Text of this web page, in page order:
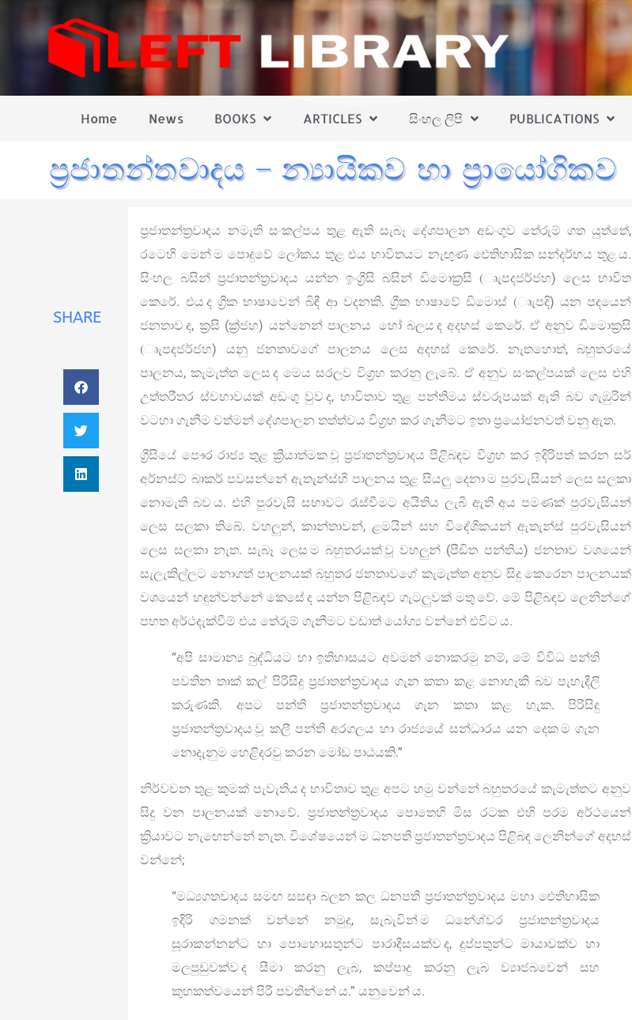
Home News BOOKS ARTICLES සිංහල ලිපි PUBLICATIONS
ප්‍රජාතන්තවාදය – න්‍යායිකව හා ප්‍රායෝගිකව
SHARE
ප්‍රජාතන්ත්‍රවාදය නමැති සංකල්පය තුළ ඇති සැබෑ දේශපාලන අඩංගුව තේරුම් ගත යුත්තේ,
රටෙහි මෙන් ම පොදුවේ ලෝකය තුළ එය භාවිතයට නැඟුණ ඓතිහාසික සන්දර්භය තුළ ය.
සිංහල බසින් ප්‍රජාතන්ත්‍රවාදය යන්න ඉංග්‍රීසි බසින් ඩිමොක්‍රසි (ෘැපදජර්ජහ) ලෙස භාවිත
කෙරේ. එය ද ග්‍රීක භාෂාවෙන් බිඳී ආ වදනකි. ග්‍රීක භාෂාවේ ඩිමොස් (ෘැපදි) යන පදයෙන්
ජනතාව ද, ක්‍රසි (ක්‍ර්ජහ) යන්නෙන් පාලනය හෝ බලය ද අදහස් කෙරේ. ඒ අනුව ඩිමොක්‍රසි
(ෘැපදජර්ජහ) යනු ජනතාවගේ පාලනය ලෙස අදහස් කෙරේ. නැතහොත්, බහුතරයේ
පාලනය, කැමැත්ත ලෙස ද මෙය සරලව විග්‍රහ කරනු ලැබේ. ඒ අනුව සංකල්පයක් ලෙස එහි
උත්තරීතර ස්වභාවයක් අඩංගු වුව ද, භාවිතාව තුළ පන්තිමය ස්වරූපයක් ඇති බව ගැඹුරින්
වටහා ගැනීම වත්මන් දේශපාලන තත්ත්වය විග්‍රහ කර ගැනීමට ඉතා ප්‍රයෝජනවත් වනු ඇත.
ග්‍රීසියේ පෞර රාජ්‍ය තුළ ක්‍රියාත්මක වූ ප්‍රජාතන්ත්‍රවාදය පිළිබඳව විග්‍රහ කර ඉදිරිපත් කරන සර්
අර්නස්ට් බාකර් පවසන්නේ ඇතැන්ස්හි පාලනය තුළ සියලු දෙනා ම පුරවැසියන් ලෙස සලකා
නොමැති බව ය. එහි පුරවැසි සභාවට රැස්වීමට අයිතිය ලැබී ඇති අය පමණක් පුරවැසියන්
ලෙස සලකා තිබේ. වහලුන්, කාන්තාවන්, ළමයින් සහ විදේශිකයන් ඇතැන්ස් පුරවැසියන්
ලෙස සලකා නැත. සැබෑ ලෙස ම බහුතරයක් වූ වහලුන් (පීඩිත පන්තිය) ජනතාව වශයෙන්
සැලැකිල්ලට නොගත් පාලනයක් බහුතර ජනතාවගේ කැමැත්ත අනුව සිදු කෙරෙන පාලනයක්
වශයෙන් හඳුන්වන්නේ කෙසේ ද යන්න පිළිබඳව ගැටලුවක් මතු වේ. මේ පිළිබඳව ලෙනින්ගේ
පහත අර්ථදැක්වීම් එය තේරුම් ගැනීමට වඩාත් යෝග්‍ය වන්නේ එවිට ය.
“අපි සාමාන්‍ය බුද්ධියට හා ඉතිහාසයට අවමන් නොකරමු නම්, මේ විවිධ පන්ති
පවතින තාක් කල් පිරිසිදු ප්‍රජාතන්ත්‍රවාදය ගැන කතා කළ නොහැකි බව පැහැදිලි
කරුණකි. අපට පන්ති ප්‍රජාතන්ත්‍රවාදය ගැන කතා කළ හැක. පිරිසිදු
ප්‍රජාතන්ත්‍රවාදය වූ කලී පන්ති අරගලය හා රාජ්‍යයේ සන්ධාරය යන දෙක ම ගැන
නොදැනුම හෙළිදරවු කරන මෝඩ පාඨයකි.”
නිර්වචන තුළ කුමක් පැවැතිය ද භාවිතාව තුළ අපට හමු වන්නේ බහුතරයේ කැමැත්තට අනුව
සිදු වන පාලනයක් නොවේ. ප්‍රජාතන්ත්‍රවාදය පොතෙහි මිස රටක එහි පරම අර්ථයෙන්
ක්‍රියාවට නැඟෙන්නේ නැත. විශේෂයෙන් ම ධනපති ප්‍රජාතන්ත්‍රවාදය පිළිබඳ ලෙනින්ගේ අදහස්
වන්නේ;
“මධ්‍යගතවාදය සමඟ සසඳා බලන කල ධනපති ප්‍රජාතන්ත්‍රවාදය මහා ඓතිහාසික
ඉදිරි ගමනක් වන්නේ නමුදු, සැබැවින් ම ධනේශ්වර ප්‍රජාතන්ත්‍රවාදය
සූරාකන්නන්ට හා පොහොසතුන්ට පාරාදීසයක්ව ද, දුප්පතුන්ට මායාවක්ව හා
මලපුඩුවක්ව ද සීමා කරනු ලැබ, කප්පාදු කරනු ලැබ ව්‍යාජබවෙන් සහ
කුහකත්වයෙන් පිරී පවතින්නේ ය.” යනුවෙන් ය.